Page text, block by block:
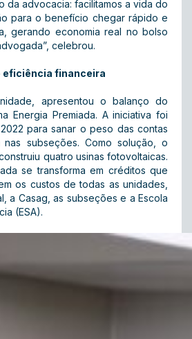
da advocacia: facilitamos a vida do
para o benefício chegar rápido e
gerando economia real no bolso
celebrou.
eficiência financeira
apresentou o balanço do
Energia Premiada. A iniciativa foi
para sanar o peso das contas
subseções. Como solução, o
quatro usinas fotovoltaicas.
se transforma em créditos que
os custos de todas as unidades,
a Casag, as subseções e a Escola
(ESA).